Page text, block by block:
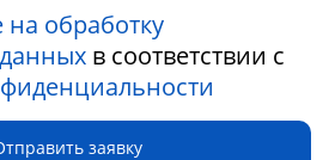
на обработку
в соответствии с
заявку